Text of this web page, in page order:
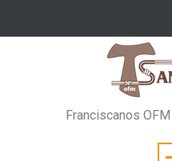
Franciscanos